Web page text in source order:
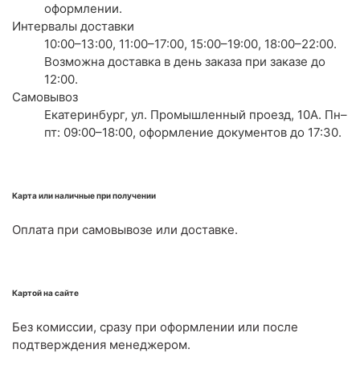
оформлении.
Интервалы доставки
10:00–13:00, 11:00–17:00, 15:00–19:00, 18:00–22:00.
Возможна доставка в день заказа при заказе до
12:00.
Самовывоз
Екатеринбург, ул. Промышленный проезд, 10А. Пн–
пт: 09:00–18:00, оформление документов до 17:30.
Карта или наличные при получении
Оплата при самовывозе или доставке.
Картой на сайте
Без комиссии, сразу при оформлении или после
подтверждения менеджером.